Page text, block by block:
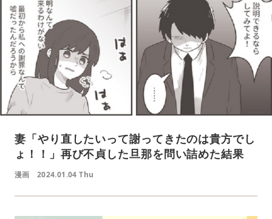
妻「やり直したいって謝ってきたのは貴方でし
ょ！！」再び不貞した旦那を問い詰めた結果
漫画 2024.01.04 Thu